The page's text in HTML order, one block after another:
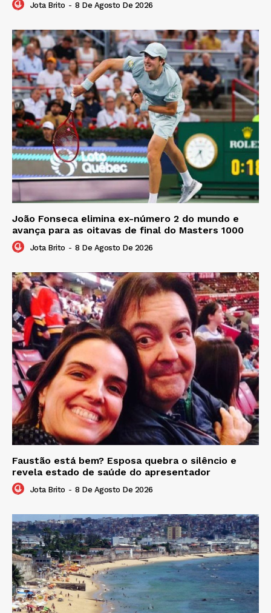
Jota Brito - 8 De Agosto De 2026
João Fonseca elimina ex-número 2 do mundo e
avança para as oitavas de final do Masters 1000
Jota Brito - 8 De Agosto De 2026
Faustão está bem? Esposa quebra o silêncio e
revela estado de saúde do apresentador
Jota Brito - 8 De Agosto De 2026